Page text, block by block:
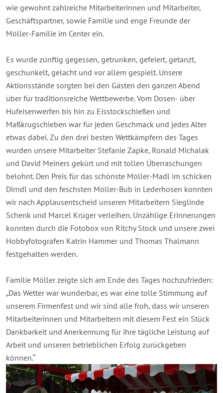
wie gewohnt zahlreiche Mitarbeiterinnen und Mitarbeiter,
Geschäftspartner, sowie Familie und enge Freunde der
Möller-Familie im Center ein.
Es wurde zünftig gegessen, getrunken, gefeiert, getanzt,
geschunkelt, gelacht und vor allem gespielt. Unsere
Aktionsstände sorgten bei den Gästen den ganzen Abend
über für traditionsreiche Wettbewerbe. Vom Dosen- über
Hufeisenwerfen bis hin zu Eisstockschießen und
Maßkrugschieben war für jeden Geschmack und jedes Alter
etwas dabei. Zu den drei besten Wettkämpfern des Tages
wurden unsere Mitarbeiter Stefanie Zapke, Ronald Michalak
und David Meiners gekürt und mit tollen Überraschungen
belohnt. Den Preis für das schönste Möller-Madl im schicken
Dirndl und den feschsten Möller-Bub in Lederhosen konnten
wir nach Applausentscheid unseren Mitarbeitern Sieglinde
Schenk und Marcel Krüger verleihen. Unzählige Erinnerungen
konnten durch die Fotobox von Ritchy Stock und unsere zwei
Hobbyfotografen Katrin Hammer und Thomas Thalmann
festgehalten werden.
Familie Möller zeigte sich am Ende des Tages hochzufrieden:
„Das Wetter war wunderbar, es war eine tolle Stimmung auf
unserem Firmenfest und wir sind alle froh, dass wir unseren
Mitarbeiterinnen und Mitarbeitern mit diesem Fest ein Stück
Dankbarkeit und Anerkennung für ihre tägliche Leistung auf
Arbeit und unseren betrieblichen Erfolg zurückgeben
können.“